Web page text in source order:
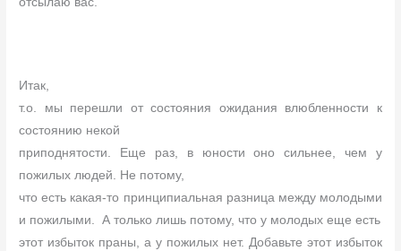
Итак,
т.о. мы перешли от состояния ожидания влюбленности к
состоянию некой
приподнятости. Еще раз, в юности оно сильнее, чем у
пожилых людей. Не потому,
что есть какая-то принципиальная разница между молодыми
и пожилыми.
А только лишь потому, что у молодых еще есть
этот избыток праны, а у пожилых нет. Добавьте этот избыток